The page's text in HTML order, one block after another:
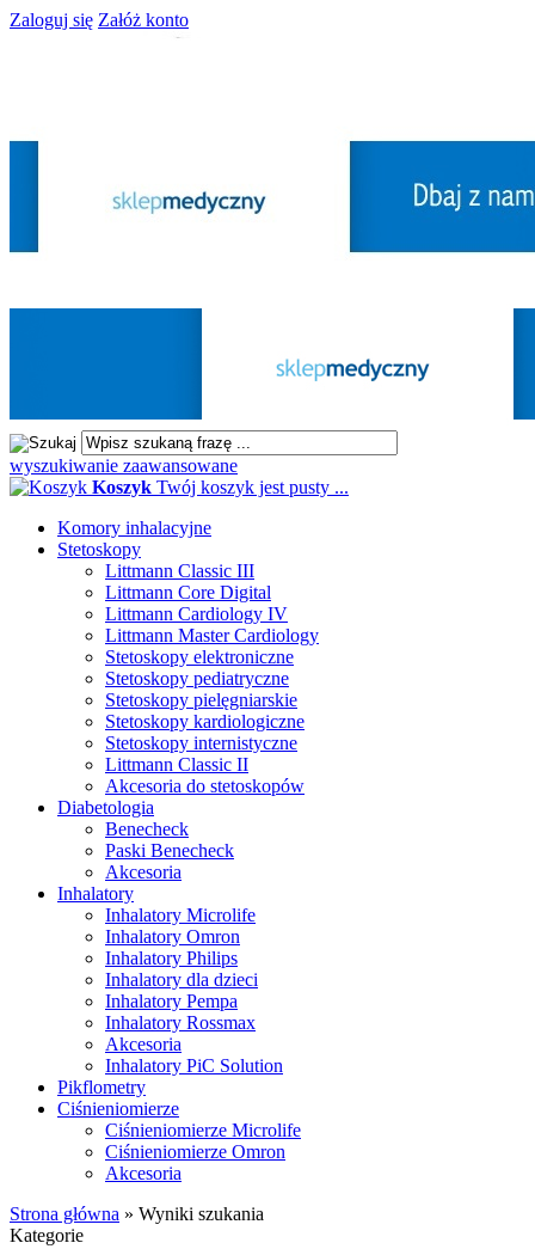
Zaloguj się Załóż konto
wyszukiwanie zaawansowane
Koszyk Twój koszyk jest pusty ...
Komory inhalacyjne
Stetoskopy
Littmann Classic III
Littmann Core Digital
Littmann Cardiology IV
Littmann Master Cardiology
Stetoskopy elektroniczne
Stetoskopy pediatryczne
Stetoskopy pielęgniarskie
Stetoskopy kardiologiczne
Stetoskopy internistyczne
Littmann Classic II
Akcesoria do stetoskopów
Diabetologia
Benecheck
Paski Benecheck
Akcesoria
Inhalatory
Inhalatory Microlife
Inhalatory Omron
Inhalatory Philips
Inhalatory dla dzieci
Inhalatory Pempa
Inhalatory Rossmax
Akcesoria
Inhalatory PiC Solution
Pikflometry
Ciśnieniomierze
Ciśnieniomierze Microlife
Ciśnieniomierze Omron
Akcesoria
Strona główna » Wyniki szukania
Kategorie